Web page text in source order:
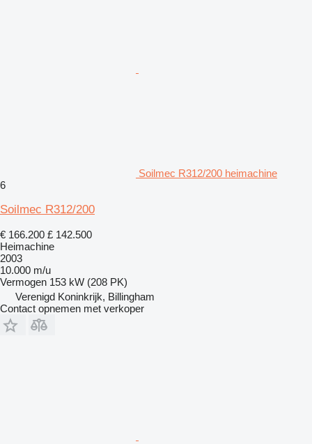
Soilmec R312/200 heimachine
6
Soilmec R312/200
€ 166.200 £ 142.500
Heimachine
2003
10.000 m/u
Vermogen 153 kW (208 PK)
Verenigd Koninkrijk, Billingham
Contact opnemen met verkoper